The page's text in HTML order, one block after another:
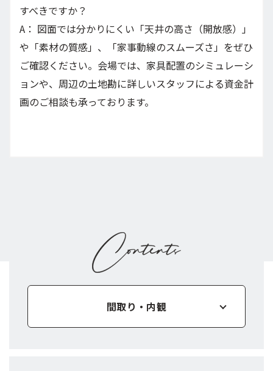
すべきですか？
A： 図面では分かりにくい「天井の高さ（開放感）」
や「素材の質感」、「家事動線のスムーズさ」をぜひ
ご確認ください。会場では、家具配置のシミュレーシ
ョンや、周辺の土地勘に詳しいスタッフによる資金計
画のご相談も承っております。
間取り・内観